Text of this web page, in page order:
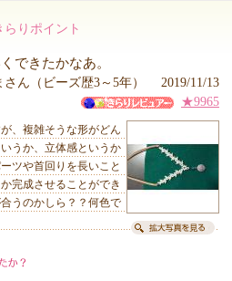
らりポイント
できたかなあ。
さん（ビーズ歴3～5年） 2019/11/13
★9965
、複雑そうな形がどん
うか、立体感というか
ツや首回りを長いこと
完成させることができ
うのかしら？？何色で